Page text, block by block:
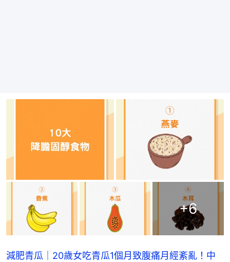
+6
減肥青瓜｜20歲女吃青瓜1個月致腹痛月經紊亂！中